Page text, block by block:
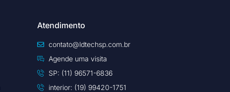
Atendimento
contato@ldtechsp.com.br
Agende uma visita
SP: (11) 96571-6836
interior: (19) 99420-1751